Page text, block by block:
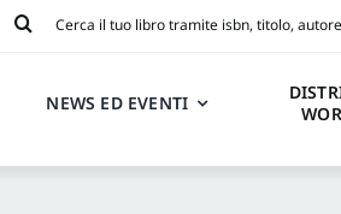
per:
NEWS ED EVENTI